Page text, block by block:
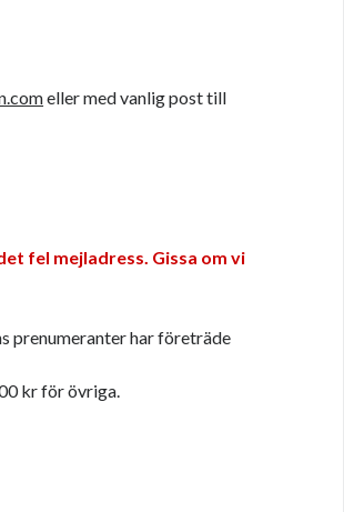
eller med vanlig post till
fel mejladress. Gissa om vi
prenumeranter har företräde
kr för övriga.